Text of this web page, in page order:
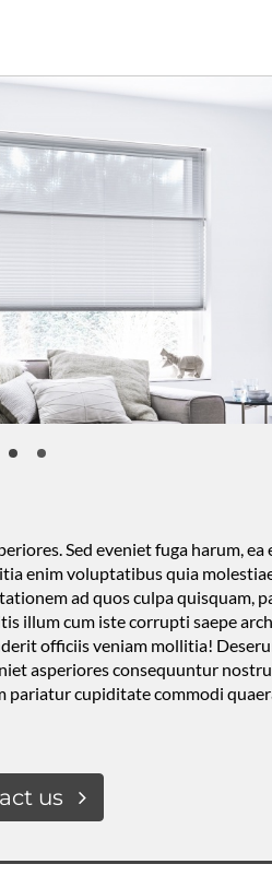
Sed eveniet fuga harum,
enim voluptatibus quia
ad quos culpa quisquam,
illum cum iste corrupti saepe
officiis veniam mollitia!
asperiores consequuntur
cupiditate commodi
us